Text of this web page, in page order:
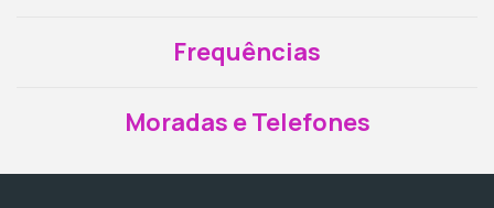
Frequências
Moradas e Telefones